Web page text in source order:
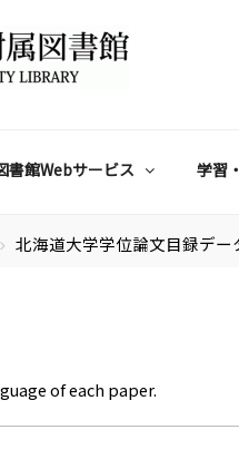
書館Webサービス 学習
chevron_right 北海道大学学位論文目録デー
of each paper.